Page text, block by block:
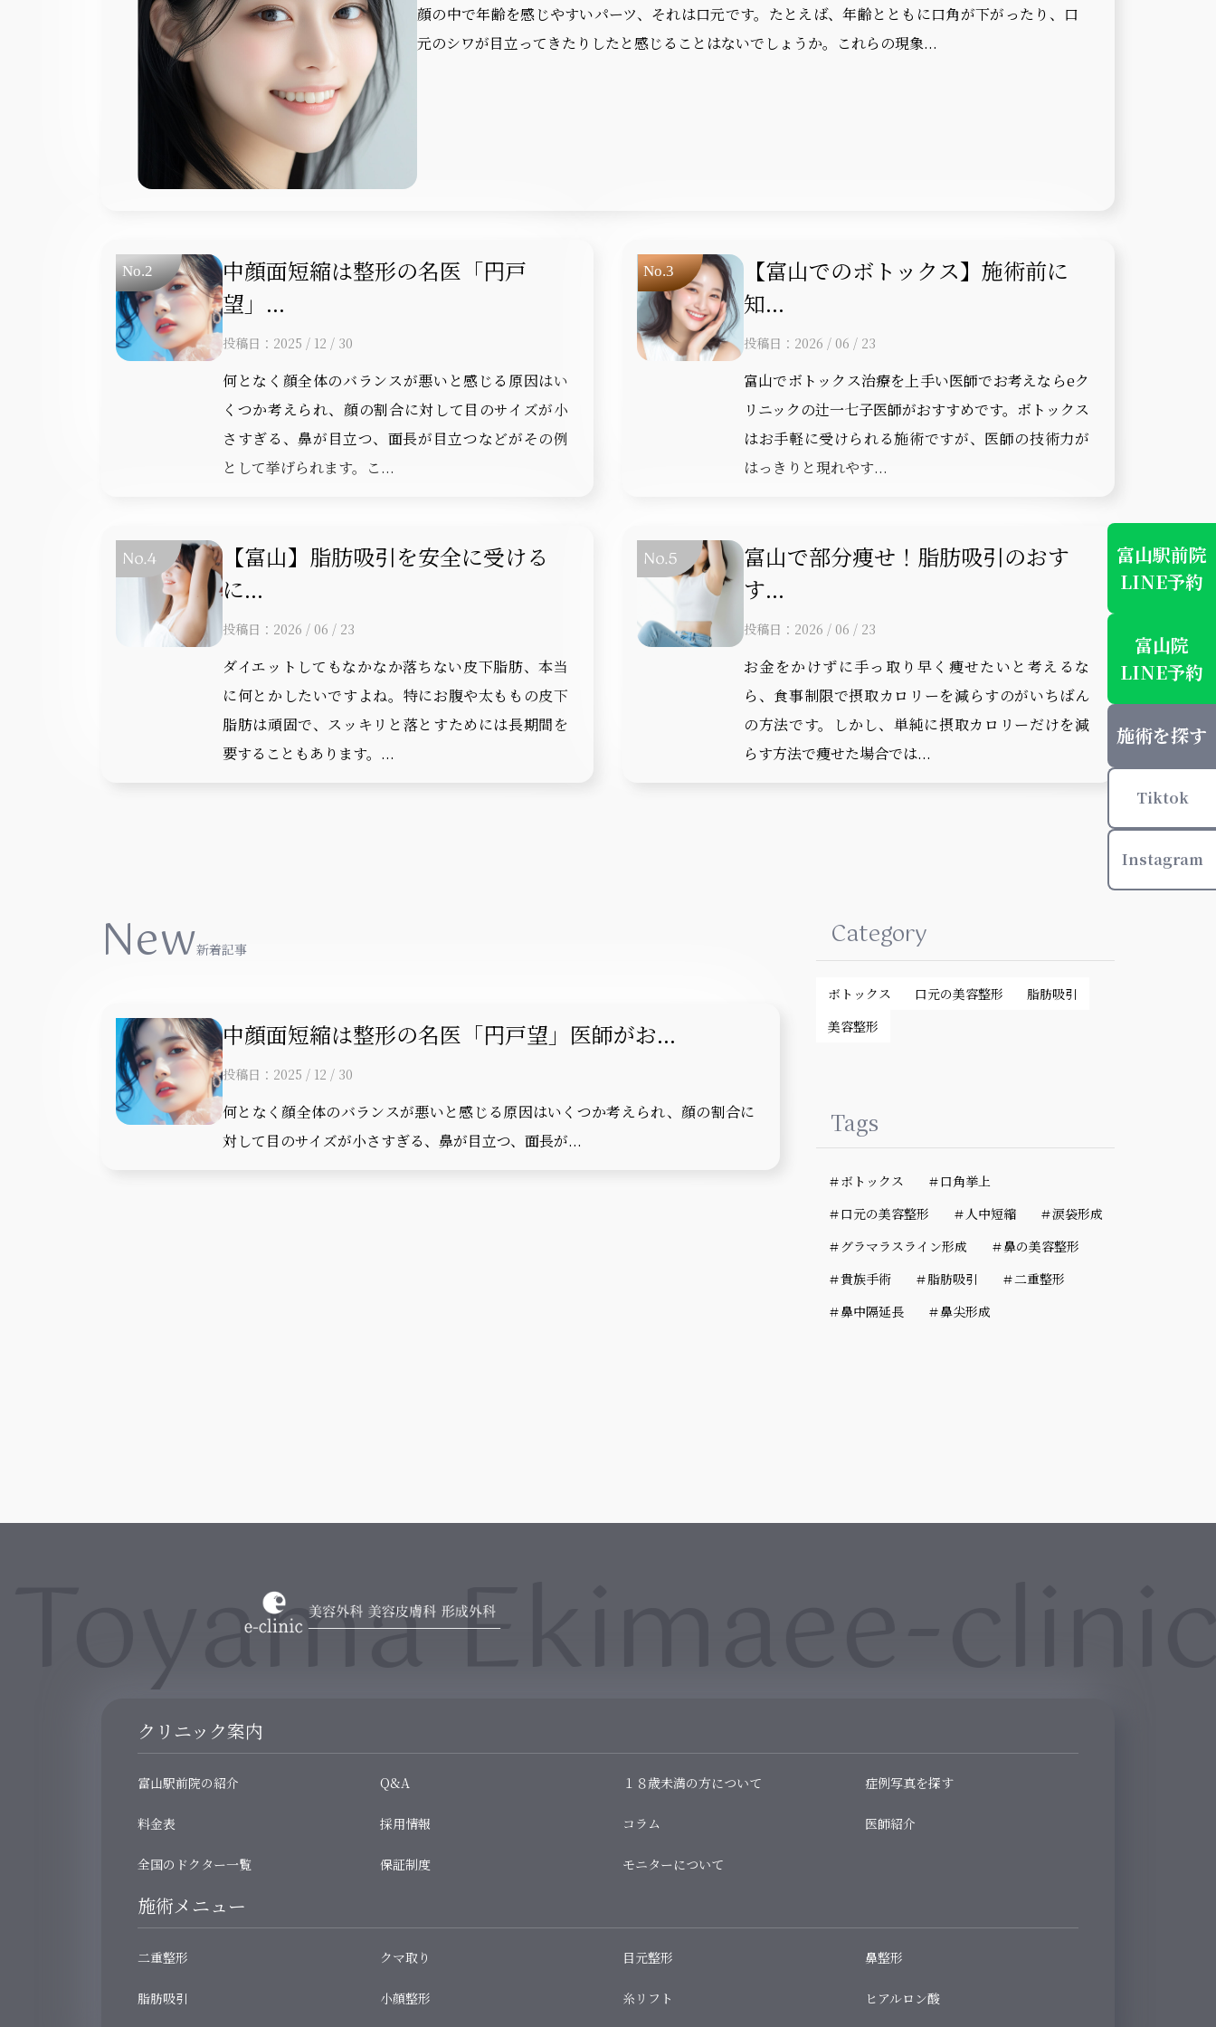
顔の中で年齢を感じやすいパーツ、それは口元です。たとえば、年齢とともに口角が下がったり、口
元のシワが目立ってきたりしたと感じることはないでしょうか。これらの現象...
中顔面短縮は整形の名医「円戸
望」...
投稿日：2025 / 12 / 30
何となく顔全体のバランスが悪いと感じる原因はい
くつか考えられ、顔の割合に対して目のサイズが小
さすぎる、鼻が目立つ、面長が目立つなどがその例
として挙げられます。こ...
【富山でのボトックス】施術前に
知...
投稿日：2026 / 06 / 23
富山でボトックス治療を上手い医師でお考えならeク
リニックの辻一七子医師がおすすめです。ボトックス
はお手軽に受けられる施術ですが、医師の技術力が
はっきりと現れやす...
【富山】脂肪吸引を安全に受ける
に...
投稿日：2026 / 06 / 23
ダイエットしてもなかなか落ちない皮下脂肪、本当
に何とかしたいですよね。特にお腹や太ももの皮下
脂肪は頑固で、スッキリと落とすためには長期間を
要することもあります。...
富山で部分痩せ！脂肪吸引のおす
す...
投稿日：2026 / 06 / 23
お金をかけずに手っ取り早く痩せたいと考えるな
ら、食事制限で摂取カロリーを減らすのがいちばん
の方法です。しかし、単純に摂取カロリーだけを減
らす方法で痩せた場合では...
New新着記事
中顔面短縮は整形の名医「円戸望」医師がお...
投稿日：2025 / 12 / 30
何となく顔全体のバランスが悪いと感じる原因はいくつか考えられ、顔の割合に
対して目のサイズが小さすぎる、鼻が目立つ、面長が...
Category
ボトックス 口元の美容整形
脂肪吸引
美容整形
Tags
＃ボトックス
＃口角挙上
＃口元の美容整形
＃人中短縮
＃涙袋形成
＃グラマラスライン形成
＃鼻の美容整形
＃貴族手術
＃脂肪吸引
＃二重整形
＃鼻中隔延長
＃鼻尖形成
富山駅前院
LINE予約
富山院
LINE予約
施術を探す
Tiktok
Instagram
Ekimaee-clinic
クリニック案内
富山駅前院の紹介 Q&A １８歳未満の方について 症例写真を探す
料金表 採用情報 コラム 医師紹介
全国のドクター一覧 保証制度 モニターについて
施術メニュー
二重整形 クマ取り 目元整形 鼻整形
脂肪吸引 小顔整形 糸リフト ヒアルロン酸